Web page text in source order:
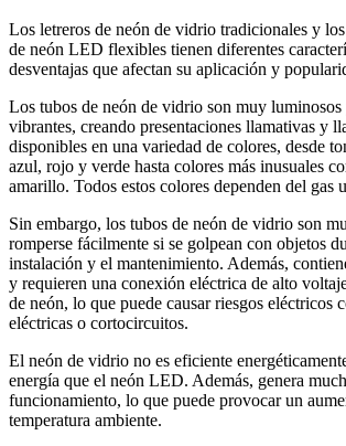
Los letreros de neón de vidrio tradicionales y
de neón LED flexibles tienen diferentes
desventajas que afectan su aplicación y
Los tubos de neón de vidrio son muy luminosos
vibrantes, creando presentaciones llamativas y
disponibles en una variedad de colores, desde
azul, rojo y verde hasta colores más inusuales
amarillo. Todos estos colores dependen del gas
Sin embargo, los tubos de neón de vidrio son
romperse fácilmente si se golpean con objetos
instalación y el mantenimiento. Además,
y requieren una conexión eléctrica de alto
de neón, lo que puede causar riesgos eléctricos
eléctricas o cortocircuitos.
El neón de vidrio no es eficiente
energía que el neón LED. Además, genera
funcionamiento, lo que puede provocar un
temperatura ambiente.